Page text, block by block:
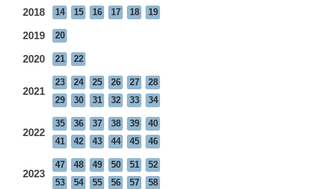
2018 14 15 16 17 18 19
2019 20
2020 21 22
2021
23 24 25 26 27
28
29
30 31 32 33 34
2022
35 36 37 38 39
40
41
42 43 44 45 46
2023
47 48 49 50 51
52
53
54 55 56 57 58